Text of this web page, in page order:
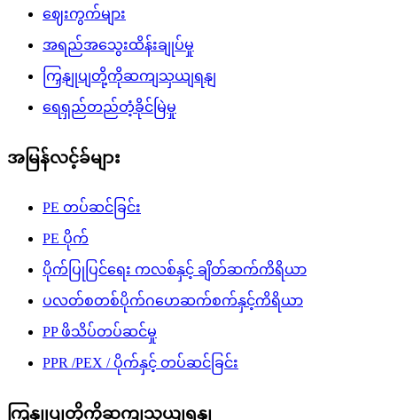
ဈေးကွက်များ
အရည်အသွေးထိန်းချုပ်မှု
ကြှနျုပျတို့ကိုဆကျသှယျရနျ
ရေရှည်တည်တံ့ခိုင်မြဲမှု
အမြန်လင့်ခ်များ
PE တပ်ဆင်ခြင်း
PE ပိုက်
ပိုက်ပြုပြင်ရေး ကလစ်နှင့် ချိတ်ဆက်ကိရိယာ
ပလတ်စတစ်ပိုက်ဂဟေဆက်စက်နှင့်ကိရိယာ
PP ဖိသိပ်တပ်ဆင်မှု
PPR /PEX / ပိုက်နှင့် တပ်ဆင်ခြင်း
ကြှနျုပျတို့ကိုဆကျသှယျရနျ